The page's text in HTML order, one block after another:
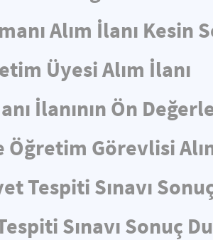
Alım İlanı Kesin
Üyesi Alım İlanı
İlanının Ön
Öğretim Görevlisi
Tespiti Sınavı
Sınavı Sonuç